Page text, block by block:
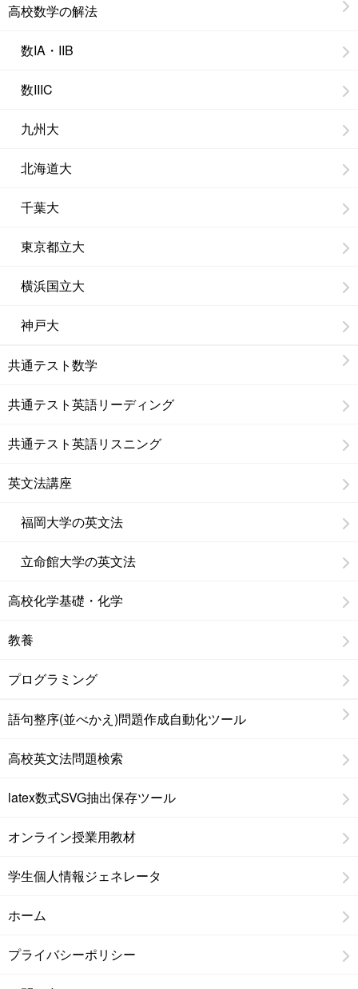
高校数学の解法
数IA・IIB
数IIIC
九州大
北海道大
千葉大
東京都立大
横浜国立大
神戸大
共通テスト数学
共通テスト英語リーディング
共通テスト英語リスニング
英文法講座
福岡大学の英文法
立命館大学の英文法
高校化学基礎・化学
教養
プログラミング
語句整序(並べかえ)問題作成自動化ツール
高校英文法問題検索
latex数式SVG抽出保存ツール
オンライン授業用教材
学生個人情報ジェネレータ
ホーム
プライバシーポリシー